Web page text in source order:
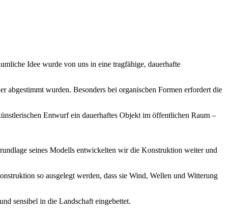
Idee wurde von uns in eine tragfähige, dauerhafte
abgestimmt wurden. Besonders bei organischen Formen erfordert die
Entwurf ein dauerhaftes Objekt im öffentlichen Raum –
seines Modells entwickelten wir die Konstruktion weiter und
so ausgelegt werden, dass sie Wind, Wellen und Witterung
sensibel in die Landschaft eingebettet.